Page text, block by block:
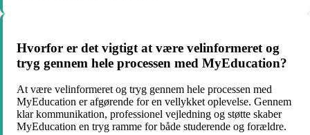
Hvorfor er det vigtigt at være velinformeret og
tryg gennem hele processen med MyEducation?
At være velinformeret og tryg gennem hele processen med
MyEducation er afgørende for en vellykket oplevelse. Gennem
klar kommunikation, professionel vejledning og støtte skaber
MyEducation en tryg ramme for både studerende og forældre.